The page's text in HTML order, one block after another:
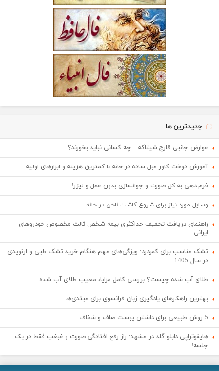
جدیدترین ها
عوارض جانبی قارچ شیتاکه + چه کسانی نباید بخورند؟
آموزش دوخت کاور مبل ساده در خانه با کمترین هزینه و ابزارهای اولیه
فرم دهی به کل صورت و جوانسازی بدون عمل و لیزر!
وسایل مورد نیاز برای شروع کاشت ناخن در خانه
راهنمای دریافت تخفیف حداکثری بیمه شخص ثالث مخصوص خودروهای
ایرانی
تشک مناسب برای کمردرد: ویژگی‌های مهم هنگام خرید تشک طبی و ارتوپدی
در سال 1405
طلای آب شده چیست؟ بررسی کامل مزایا، معایب طلای آب شده
بهترین راهکارهای یادگیری زبان فرانسوی برای مبتدی‌ها
5 روش طبیعی برای داشتن پوست صاف و شفاف
هایفوتراپی دابلو گلد در مشهد: راز رفع افتادگی صورت و غبغب فقط در یک
جلسه!